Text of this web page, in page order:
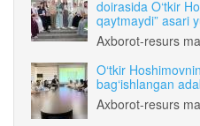
doirasida O‘tkir
qaytmaydi” asari
Axborot-resurs
O‘tkir
bag‘ishlangan
Axborot-resurs